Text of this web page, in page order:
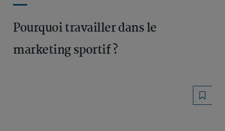
Pourquoi travailler dans le
marketing sportif ?